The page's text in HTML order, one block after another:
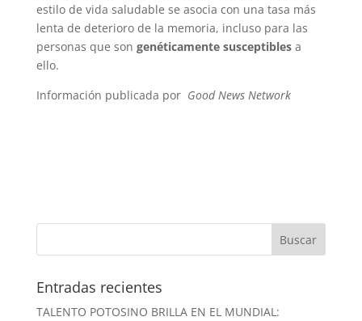
estilo de vida saludable se asocia con una tasa más
lenta de deterioro de la memoria, incluso para las
personas que son genéticamente susceptibles a
ello.
Información publicada por Good News Network
Entradas recientes
TALENTO POTOSINO BRILLA EN EL MUNDIAL: